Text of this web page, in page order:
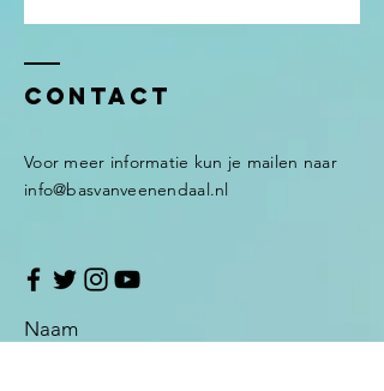
Contact
Voor meer informatie kun je mailen naar
info@basvanveenendaal.nl
Naam